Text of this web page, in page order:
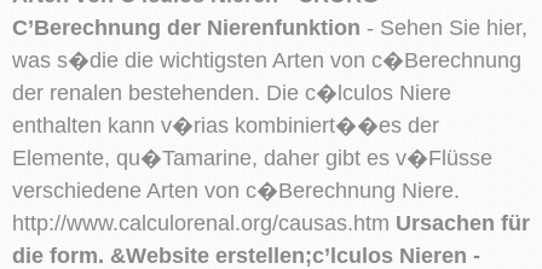
C’Berechnung der Nierenfunktion - Sehen Sie hier,
was s�die die wichtigsten Arten von c�Berechnung
der renalen bestehenden. Die c�lculos Niere
enthalten kann v�rias kombiniert��es der
Elemente, qu�Tamarine, daher gibt es v�Flüsse
verschiedene Arten von c�Berechnung Niere.
http://www.calculorenal.org/causas.htm Ursachen für
die form. &Website erstellen;c’lculos Nieren -